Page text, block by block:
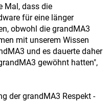
Mal, dass die
für eine länger
obwohl die grandMA3
mit unserem Wissen
und es dauerte daher
gewöhnt hatten",
der grandMA3 Respekt -